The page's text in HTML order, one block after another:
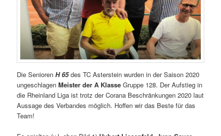
Die Senioren H 65des TC Asterstein wurden in der Saison 2020
ungeschlagenMeister der A Klasse Gruppe 128. Der Aufstieg in
die Rheinland Liga ist trotz der Corana Beschränkungen 2020 laut
Aussage des Verbandes möglich. Hoffen wir das Beste für das
Team!